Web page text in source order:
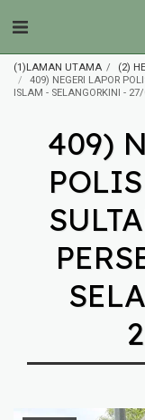
(1)LAMAN UTAMA
(2)
409) NEGERI LAPOR
ISLAM - SELANGORKINI -
409)